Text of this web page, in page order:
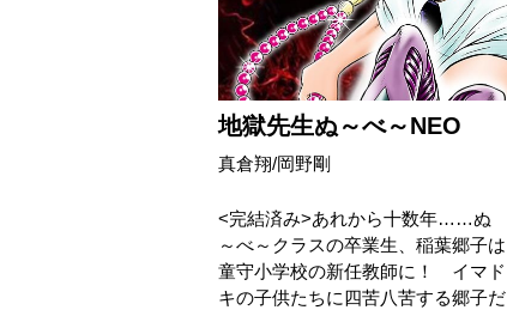
地獄先生ぬ～べ～NEO
真倉翔/岡野剛
<完結済み>あれから十数年……ぬ
～べ～クラスの卒業生、稲葉郷子は
童守小学校の新任教師に！ イマド
キの子供たちに四苦八苦する郷子だ